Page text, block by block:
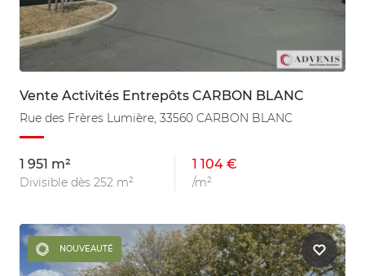
Vente Activités Entrepôts CARBON BLANC
Rue des Frères Lumière, 33560 CARBON BLANC
1 951 m²
Divisible dès 252 m²
1 104 €
/m²
NOUVEAUTÉ